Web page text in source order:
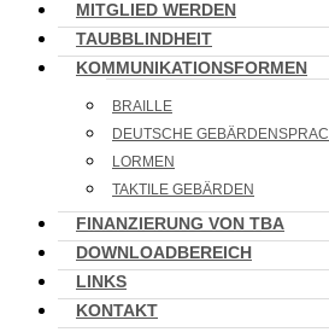
MITGLIED WERDEN
TAUBBLINDHEIT
KOMMUNIKATIONSFORMEN
BRAILLE
DEUTSCHE
LORMEN
TAKTILE GEBÄRDEN
FINANZIERUNG VON TBA
DOWNLOADBEREICH
LINKS
KONTAKT